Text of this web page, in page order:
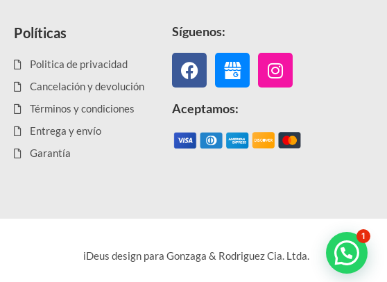
Políticas
Politica de privacidad
Cancelación y devolución
Términos y condiciones
Entrega y envío
Garantía
Síguenos:
Facebook Instagram
Aceptamos:
iDeus design para Gonzaga & Rodriguez Cia. Ltda.
1